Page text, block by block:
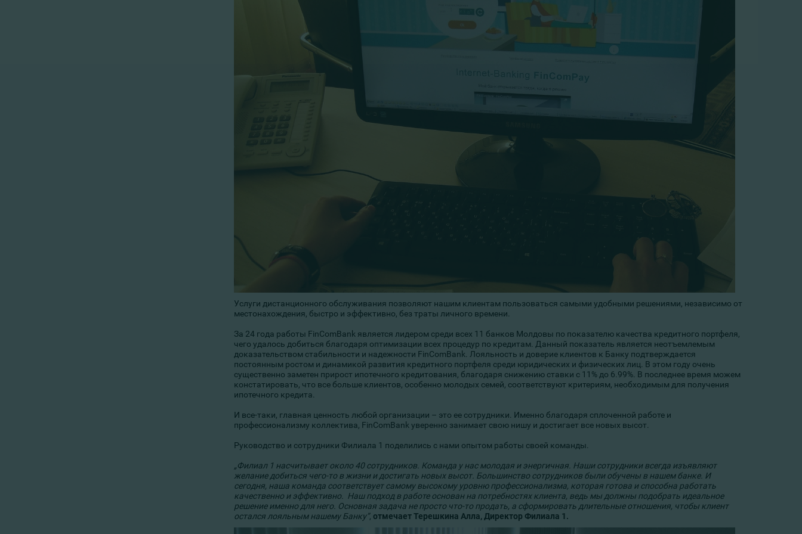
Услуги дистанционного обслуживания позволяют нашим клиентам пользоваться самыми удобными решениями, независимо от
местонахождения, быстро и эффективно, без траты личного времени.
За 24 года работы FinComBank является лидером среди всех 11 банков Молдовы по показателю качества кредитного портфеля,
чего удалось добиться благодаря оптимизации всех процедур по кредитам. Данный показатель является неотъемлемым
доказательством стабильности и надежности FinComBank. Лояльность и доверие клиентов к Банку подтверждается
постоянным ростом и динамикой развития кредитного портфеля среди юридических и физических лиц. В этом году очень
существенно заметен прирост ипотечного кредитования, благодаря снижению ставки с 11% до 6.99%. В последнее время можем
констатировать, что все больше клиентов, особенно молодых семей, соответствуют критериям, необходимым для получения
ипотечного кредита.
И все-таки, главная ценность любой организации – это ее сотрудники. Именно благодаря сплоченной работе и
профессионализму коллектива, FinComBank уверенно занимает свою нишу и достигает все новых высот.
Руководство и сотрудники Филиала 1 поделились с нами опытом работы своей команды.
„Филиал 1 насчитывает около 40 сотрудников. Команда у нас молодая и энергичная. Наши сотрудники всегда изъявляют
желание добиться чего-то в жизни и достигать новых высот. Большинство сотрудников были обучены в нашем банке. И
сегодня, наша команда соответствует самому высокому уровню профессионализма, которая готова и способна работать
качественно и эффективно. Наш подход в работе основан на потребностях клиента, ведь мы должны подобрать идеальное
решение именно для него. Основная задача не просто что-то продать, а сформировать длительные отношения, чтобы клиент
остался лояльным нашему Банку”, отмечает Терешкина Алла, Директор Филиала 1.